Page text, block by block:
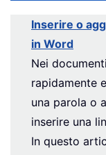
Inserire o
in Word
Nei
rapidamente
una parola o
inserire una
In questo